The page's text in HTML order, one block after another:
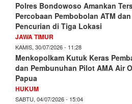
Polres Bondowoso Amankan
Percobaan Pembobolan ATM dan
Pencurian di Tiga Lokasi
JAWA TIMUR
KAMIS, 30/07/2026 - 11:28
Menkopolkam Kutuk Keras
dan Pembunuhan Pilot AMA Air
Papua
HUKUM
SABTU, 04/07/2026 - 15:04